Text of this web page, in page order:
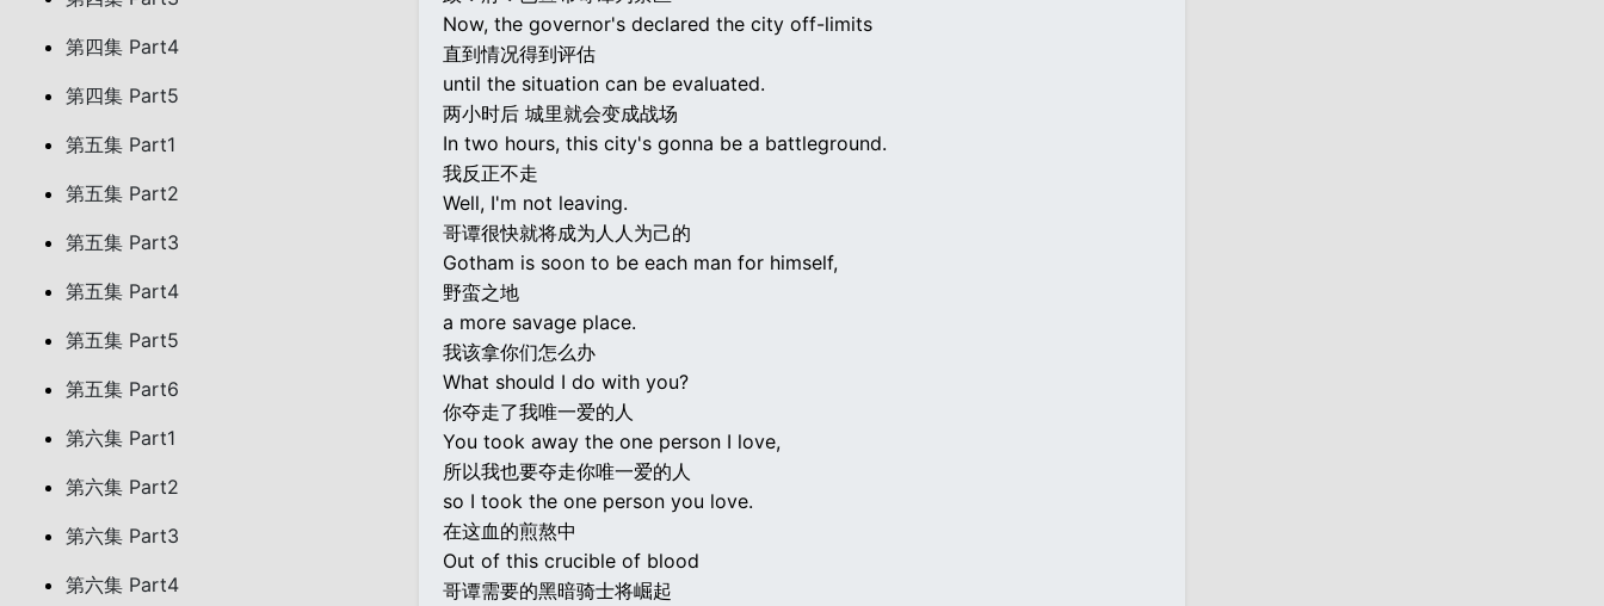
第四集 Part4
第四集 Part5
第五集 Part1
第五集 Part2
第五集 Part3
第五集 Part4
第五集 Part5
第五集 Part6
第六集 Part1
第六集 Part2
第六集 Part3
第六集 Part4
Now, the governor's declared the city off-limits
直到情况得到评估
until the situation can be evaluated.
两小时后 城里就会变成战场
In two hours, this city's gonna be a battleground.
我反正不走
Well, I'm not leaving.
哥谭很快就将成为人人为己的
Gotham is soon to be each man for himself,
野蛮之地
a more savage place.
我该拿你们怎么办
What should I do with you?
你夺走了我唯一爱的人
You took away the one person I love,
所以我也要夺走你唯一爱的人
so I took the one person you love.
在这血的煎熬中
Out of this crucible of blood
哥谭需要的黑暗骑士将崛起